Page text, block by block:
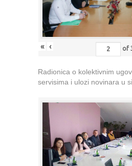
« ‹ of
Radionica o kolektivnim
servisima i ulozi novinara u